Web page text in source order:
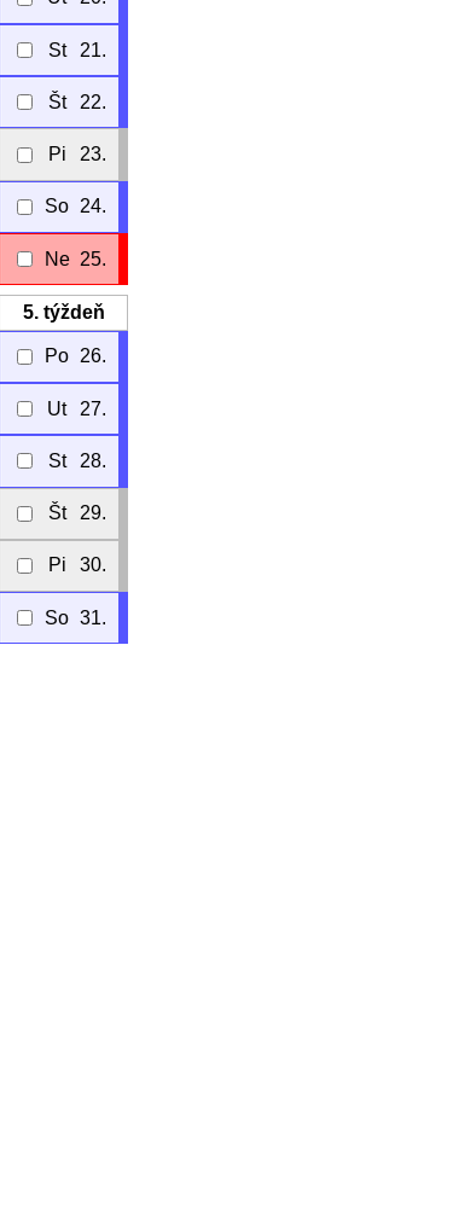
St 21.
Št 22.
Pi 23.
So 24.
Ne 25.
5.týždeň
Po 26.
Ut 27.
St 28.
Št 29.
Pi 30.
So 31.